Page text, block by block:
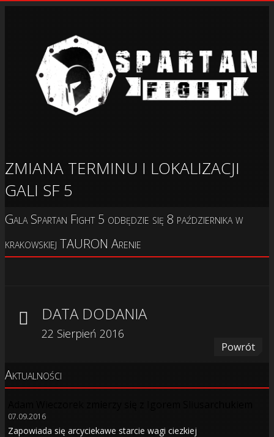
ZMIANA TERMINU I LOKALIZACJI
GALI SF 5
Gala Spartan Fight 5 odbędzie się 8 października w
krakowskiej TAURON Arenie
DATA DODANIA
22 Sierpień 2016
Powrót
Aktualności
07.09.2016
Zapowiada się arcyciekawe starcie wagi ciezkiej